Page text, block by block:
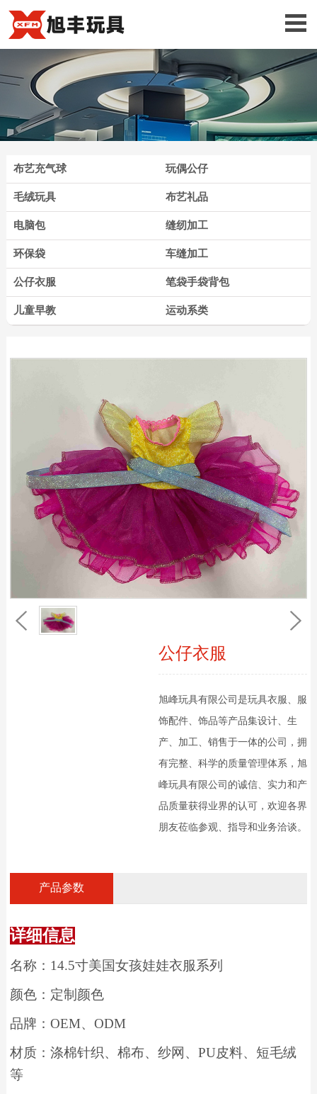
布艺充气球 玩偶公仔
毛绒玩具 布艺礼品
电脑包 缝纫加工
环保袋 车缝加工
公仔衣服 笔袋手袋背包
儿童早教 运动系类
公仔衣服
旭峰玩具有限公司是玩具衣服、服
饰配件、饰品等产品集设计、生
产、加工、销售于一体的公司，拥
有完整、科学的质量管理体系，旭
峰玩具有限公司的诚信、实力和产
品质量获得业界的认可，欢迎各界
朋友莅临参观、指导和业务洽谈。
产品参数
详细信息
名称： 14.5寸美国女孩娃娃衣服系列
颜色：定制颜色
品牌： OEM、 ODM
材质：涤棉针织、棉布、纱网、 PU皮料、短毛绒
等